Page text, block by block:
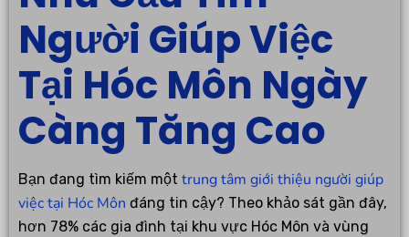
Người Giúp Việc
Tại Hóc Môn Ngày
Càng Tăng Cao
Bạn đang tìm kiếm một trung tâm giới thiệu người giúp
việc tại Hóc Môn đáng tin cậy? Theo khảo sát gần đây,
hơn 78% các gia đình tại khu vực Hóc Môn và vùng